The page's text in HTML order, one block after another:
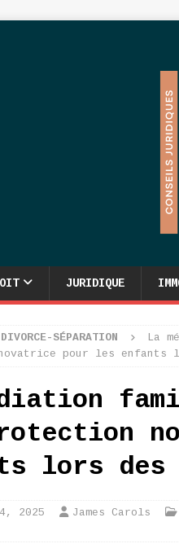
JURIDIQUE
DIVORCE-SÉPARATION
La
pour les enfants
lors des
2025 James Carols